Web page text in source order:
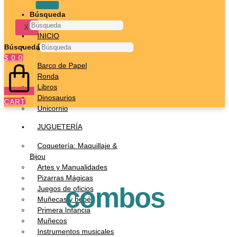
X
Búsqueda
INICIO
DESTACADOS
Barco de Papel
Ronda
Libros
Dinosaurios
Unicornio
JUGUETERÍA
Coquetería: Maquillaje &
Bijou
Artes y Manualidades
Pizarras Mágicas
Juegos de oficios
Muñecas y bebés
Primera Infancia
Muñecos
Instrumentos musicales
Búsqueda
$ 0 0
CART
combos